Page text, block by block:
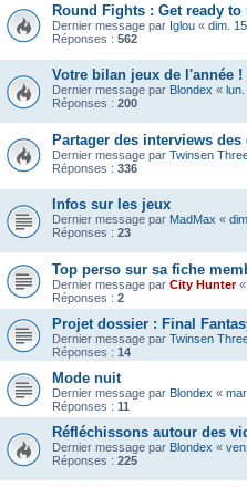
Round Fights : Get ready to
Dernier message par Iglou « dim.
Réponses : 562
Votre bilan jeux de l'année !
Dernier message par Blondex «
Réponses : 200
Partager des interviews
Dernier message par Twinsen
Réponses : 336
Infos sur les jeux
Dernier message par MadMax «
Réponses : 23
Top perso sur sa fiche
Dernier message par City Hunter«
Réponses : 2
Projet dossier : Final
Dernier message par Twinsen
Réponses : 14
Mode nuit
Dernier message par Blondex «
Réponses : 11
Réfléchissons autour des
Dernier message par Blondex «
Réponses : 225